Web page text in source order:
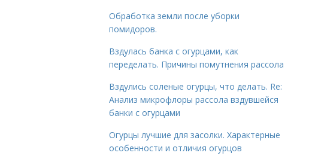
Обработка земли после уборки
помидоров.
Вздулась банка с огурцами, как
переделать. Причины помутнения рассола
Вздулись соленые огурцы, что делать. Re:
Анализ микрофлоры рассола вздувшейся
банки с огурцами
Огурцы лучшие для засолки. Характерные
особенности и отличия огурцов